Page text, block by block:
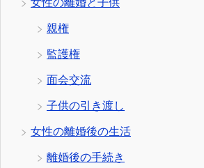
親権
監護権
面会交流
子供の引き渡し
女性の離婚後の生活
離婚後の手続き